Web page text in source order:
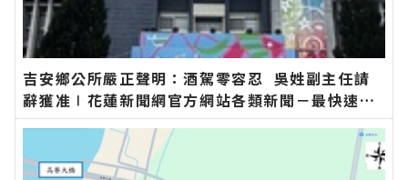
吉安鄉公所嚴正聲明：酒駕零容忍 吳姓副主任請
辭獲准∣花蓮新聞網官方網站各類新聞－最快速的
今日新聞報導 最新的在地資訊！